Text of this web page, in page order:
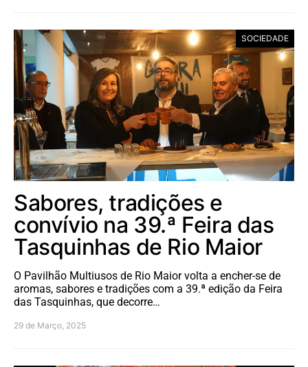
SOCIEDADE
Sabores, tradições e
convívio na 39.ª Feira das
Tasquinhas de Rio Maior
O Pavilhão Multiusos de Rio Maior volta a encher-se de
aromas, sabores e tradições com a 39.ª edição da Feira
das Tasquinhas, que decorre…
29 de Março, 2025